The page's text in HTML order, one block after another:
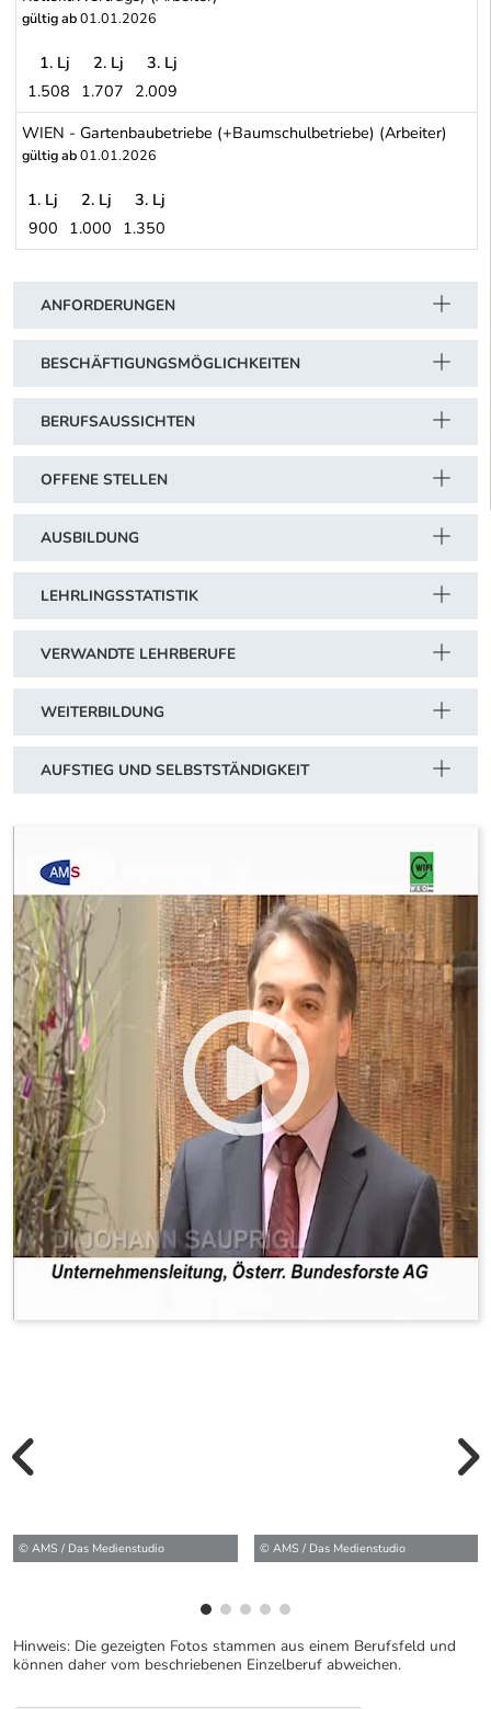
gültig ab01.01.2026
VORARLBERG - Privatforstbetriebe (Achtung: nicht nach
1. Lj 2. Lj
3. Lj
1.508 1.707 2.009
WIEN - Gartenbaubetriebe (+Baumschulbetriebe) (Arbeiter)
gültig ab01.01.2026
WIEN - Gartenbaubetriebe (+Baumschulbetriebe) (Arbeiter)
1. Lj 2. Lj
3. Lj
900 1.000 1.350
ANFORDERUNGEN
BESCHÄFTIGUNGSMÖGLICHKEITEN
BERUFSAUSSICHTEN
OFFENE STELLEN
AUSBILDUNG
LEHRLINGSSTATISTIK
VERWANDTE LEHRBERUFE
WEITERBILDUNG
AUFSTIEG UND SELBSTSTÄNDIGKEIT
© AMS / Das Medienstudio © AMS / Das Medienstudio
Hinweis: Die gezeigten Fotos stammen aus einem Berufsfeld und
können daher vom beschriebenen Einzelberuf abweichen.